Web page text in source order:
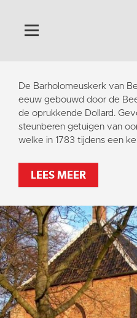
Home
Algemeen
Historie
Omgeving
Activiteiten
Steun ons
Vaktaal
De Barholomeuskerk van
eeuw gebouwd door de
de oprukkende Dollard.
steunberen getuigen van
welke in 1783 tijdens een
LEES MEER